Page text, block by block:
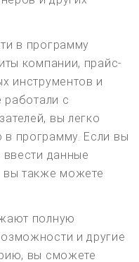
в программу
компании, прайс-
инструментов и
работали с
вы легко
программу. Если вы
данные
вы также можете
полную
и другие
вы сможете